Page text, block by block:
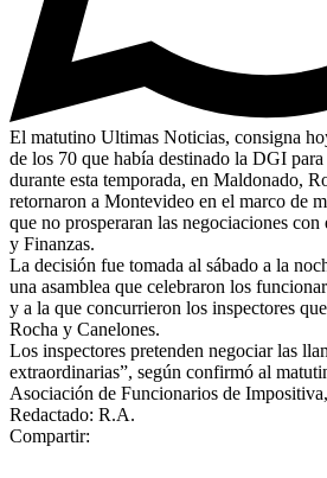
El matutino Ultimas Noticias, consigna
de los 70 que había destinado la DGI
durante esta temporada, en Maldonado,
retornaron a Montevideo en el marco de
que no prosperaran las negociaciones
y Finanzas.
La decisión fue tomada al sábado a la
una asamblea que celebraron los
y a la que concurrieron los inspectores
Rocha y Canelones.
Los inspectores pretenden negociar las
extraordinarias”, según confirmó al
Asociación de Funcionarios de
Redactado: R.A.
Compartir: